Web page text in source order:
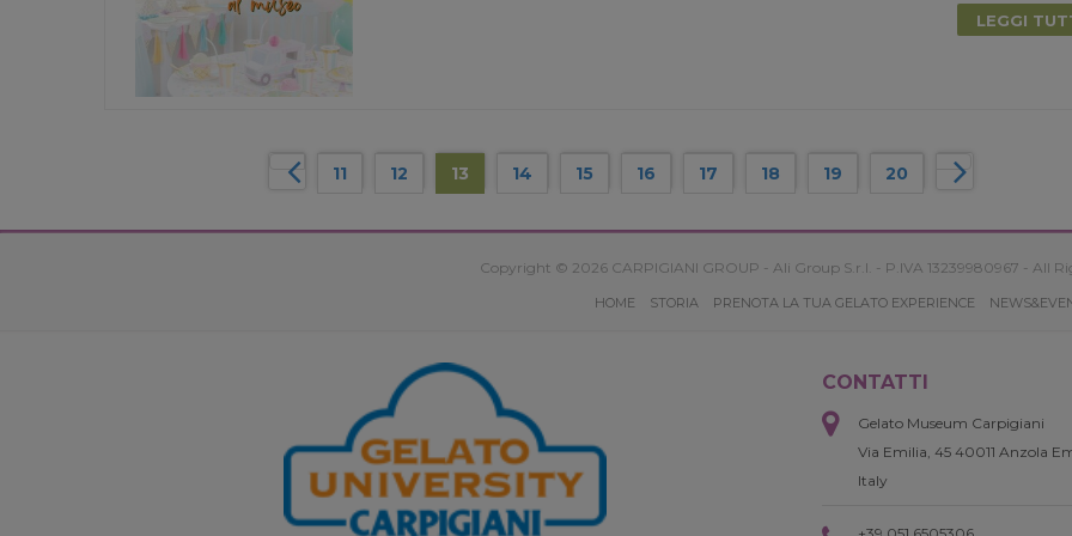
LEGGI
11 12 13 14 15 16 17 18 19 20
Copyright © 2026 CARPIGIANI GROUP - Ali Group S.r.l. - P.IVA 13239980967 - All
HOME STORIA PRENOTA LA TUA GELATO EXPERIENCE
CONTATTI
Gelato Museum Carpigiani
Via Emilia, 45 40011 Anzola
Italy